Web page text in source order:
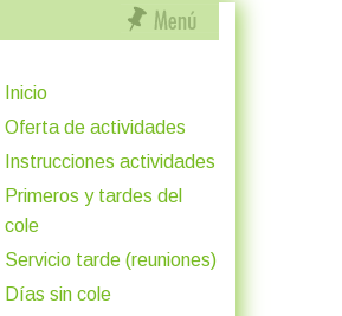
Inicio
Oferta de actividades
Instrucciones actividades
Primeros y tardes del
cole
Servicio tarde (reuniones)
Días sin cole